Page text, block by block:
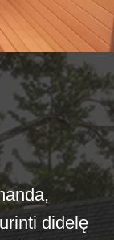
didelę